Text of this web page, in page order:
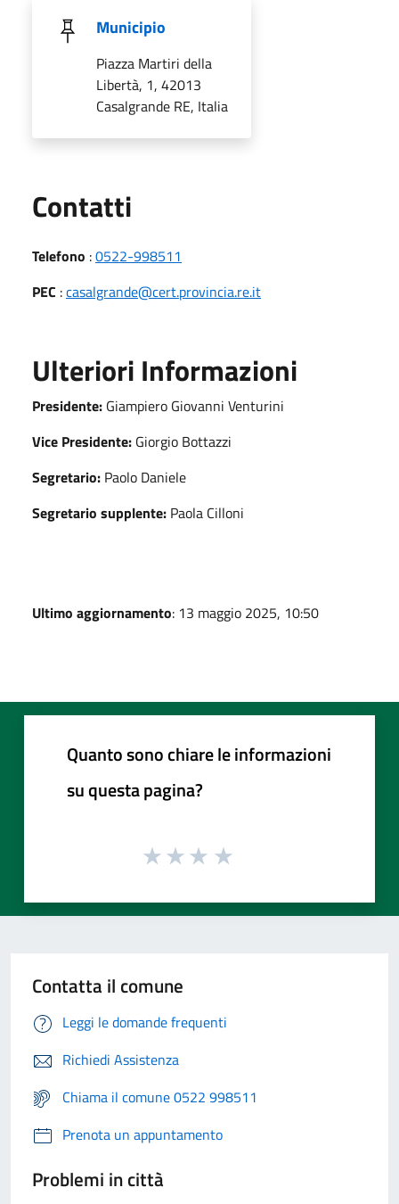
Municipio
Piazza Martiri della
Libertà, 1, 42013
Casalgrande RE, Italia
Contatti
Telefono :0522-998511
PEC :casalgrande@cert.provincia.re.it
Ulteriori Informazioni
Presidente: Giampiero Giovanni Venturini
Vice Presidente: Giorgio Bottazzi
Segretario: Paolo Daniele
Segretario supplente: Paola Cilloni
Ultimo aggiornamento: 13 maggio 2025, 10:50
Quanto sono chiare le informazioni
su questa pagina?
Contatta il comune
Leggi le domande frequenti
Richiedi Assistenza
Chiama il comune 0522 998511
Prenota un appuntamento
Problemi in città